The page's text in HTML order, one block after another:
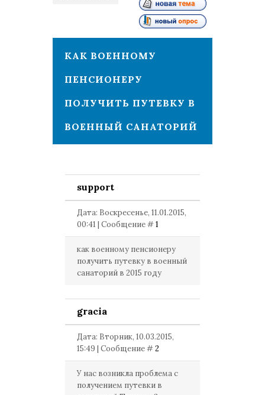
КАК ВОЕННОМУ
ПЕНСИОНЕРУ
ПОЛУЧИТЬ ПУТЕВКУ В
ВОЕННЫЙ САНАТОРИЙ
support
Дата: Воскресенье, 11.01.2015,
00:41 | Сообщение #1
как военному пенсионеру
получить путевку в военный
санаторий в 2015 году
gracia
Дата: Вторник, 10.03.2015,
15:49 | Сообщение #2
У нас возникла проблема с
получением путевки в